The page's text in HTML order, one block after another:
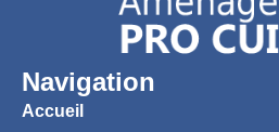
Navigation
Accueil